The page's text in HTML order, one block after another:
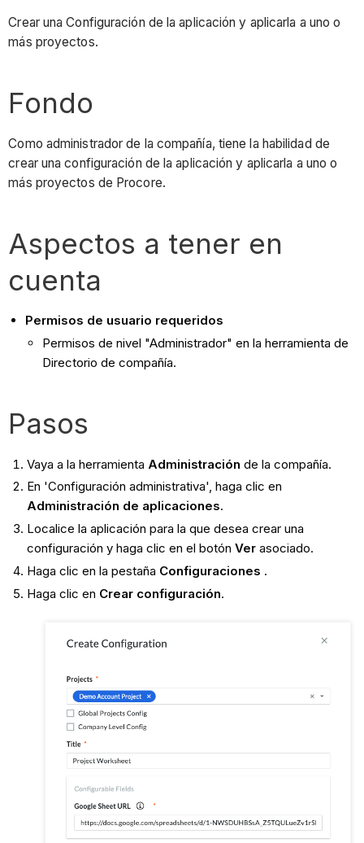
Crear una Configuración de la aplicación y aplicarla a uno o
más proyectos.
Fondo
Como administrador de la compañía, tiene la habilidad de
crear una configuración de la aplicación y aplicarla a uno o
más proyectos de Procore.
Aspectos a tener en
cuenta
Permisos de usuario requeridos
Permisos de nivel "Administrador" en la herramienta de
Directorio de compañía.
Pasos
Vaya a la herramienta Administración de la compañía.
En 'Configuración administrativa', haga clic en
Administración de aplicaciones.
Localice la aplicación para la que desea crear una
configuración y haga clic en el botón Verasociado.
Haga clic en la pestaña Configuraciones .
Haga clic en Crear configuración.